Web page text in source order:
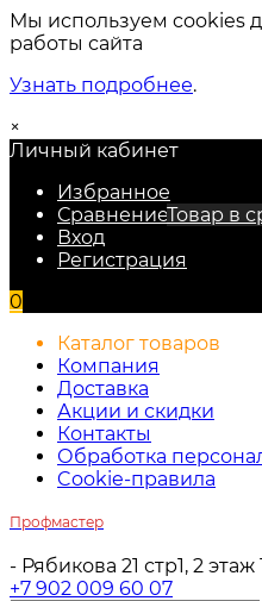
Мы используем cookies
работы сайта
Узнать подробнее.
×
Личный кабинет
Избранное
СравнениеТовар в
Вход
Регистрация
0
Каталог товаров
Компания
Доставка
Акции и скидки
Контакты
Обработка
Cookie-правила
Профмастер
- Рябикова 21 стр1, 2
+7 902 009 60 07